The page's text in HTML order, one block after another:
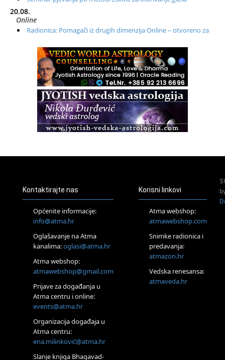
20.08.
Online
Radionica: Pomagači iz drugih dimenzija Online – otvoreno za
Zagreb+Online
Osnovni ThetaHealing® tečaj, Zagreb i Online
Zagreb
Osnovna radionica za izscjeljivanje pranom (Basic Pranic
Healing course)
Access BARS®, otpusti stres
Pjesma srca / Zagreb
Tečaj Višeg Vodstva, razvijanja intuicije i Akaša zapisa
Online
Upisi u program Profesionalni hipnoterapeut — nova
Online
Postanite Nositelj Vibracije Nove Zemlje
Visoko
Alemka Dauskardt – Jednodnevna radionica sistemskih
konstelacija
Online
SPAVAJ… Priče za lakšu noć
Kontaktirajte nas
Općenite informacije:
info@atma.hr
Oglašavanje na Atma
kanalima:oglasi@atma.hr
Atma webshop:
atmawebshop@gmail.com
Prijave za događanja u
Atma centru i online:
events@atma.hr
Organizacija događaja u
Atma centru:
ena.milinković@atma.hr
Slanje knjiga Bhagavad-
Korisni linkovi
Atma webshop:
atmawebshop.com
Snimke radionica i
predavanja:
atmazon.hr
Vedska renesansa:
atmaveda.hr